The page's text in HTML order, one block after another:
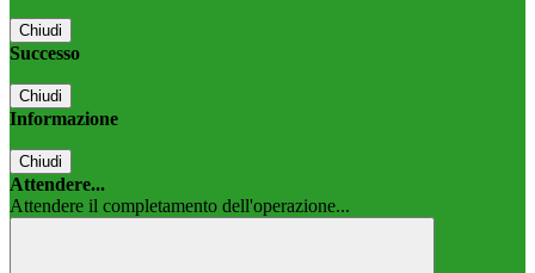
Chiudi
Successo
Chiudi
Informazione
Chiudi
Attendere...
Attendere il completamento dell'operazione...